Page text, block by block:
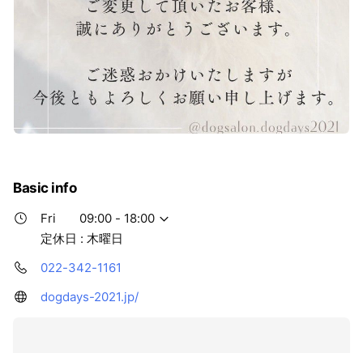
Basic info
Fri
09:00 - 18:00
定休日 : 木曜日
022-342-1161
dogdays-2021.jp/